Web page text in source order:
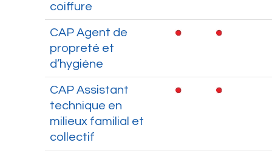
coiffure
CAP Agent de
propreté et
d’hygiène
CAP Assistant
technique en
milieux familial et
collectif